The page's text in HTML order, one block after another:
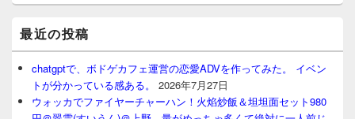
最近の投稿
chatgptで、ボドゲカフェ運営の恋愛ADVを作ってみた。 イベン
トが分かっている感ある。
2026年7月27日
ウォッカでファイヤーチャーハン！火焰炒飯＆坦坦面セット980